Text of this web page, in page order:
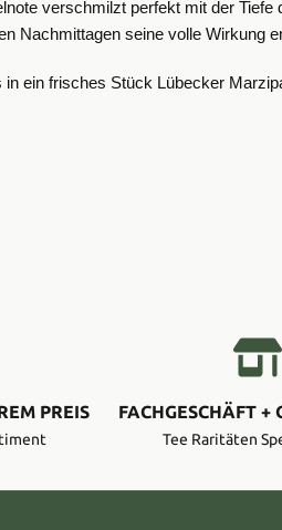
verschmilzt perfekt mit der
Nachmittagen seine volle Wirkung
in ein frisches Stück Lübecker
PREIS FACHGESCHÄFT +
Tee Raritäten